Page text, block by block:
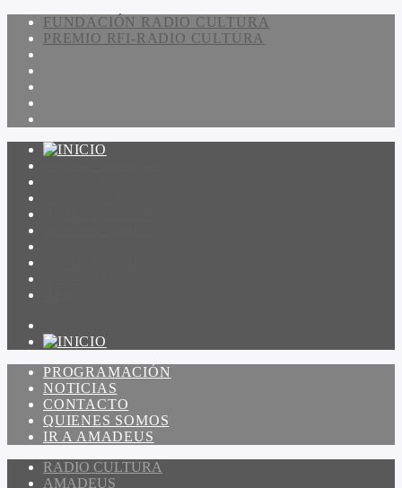
FUNDACIÓN RADIO CULTURA
PREMIO RFI-RADIO CULTURA
PROGRAMACIÓN
NOTICIAS
CONTACTO
QUIENES SOMOS
IR A AMADEUS
RADIO CULTURA
AMADEUS